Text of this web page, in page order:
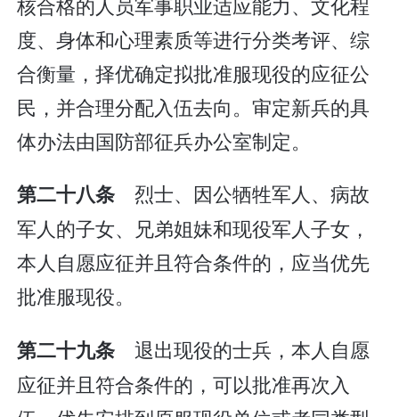
度、身体和心理素质等进行分类考评、综
合衡量，择优确定拟批准服现役的应征公
民，并合理分配入伍去向。审定新兵的具
体办法由国防部征兵办公室制定。
第二十八条 烈士、因公牺牲军人、病故
军人的子女、兄弟姐妹和现役军人子女，
本人自愿应征并且符合条件的，应当优先
批准服现役。
第二十九条 退出现役的士兵，本人自愿
应征并且符合条件的，可以批准再次入